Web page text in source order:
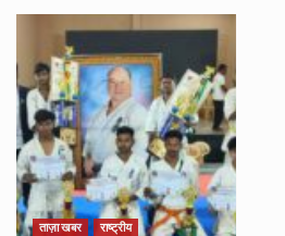
ताज़ा खबर राष्ट्रीय